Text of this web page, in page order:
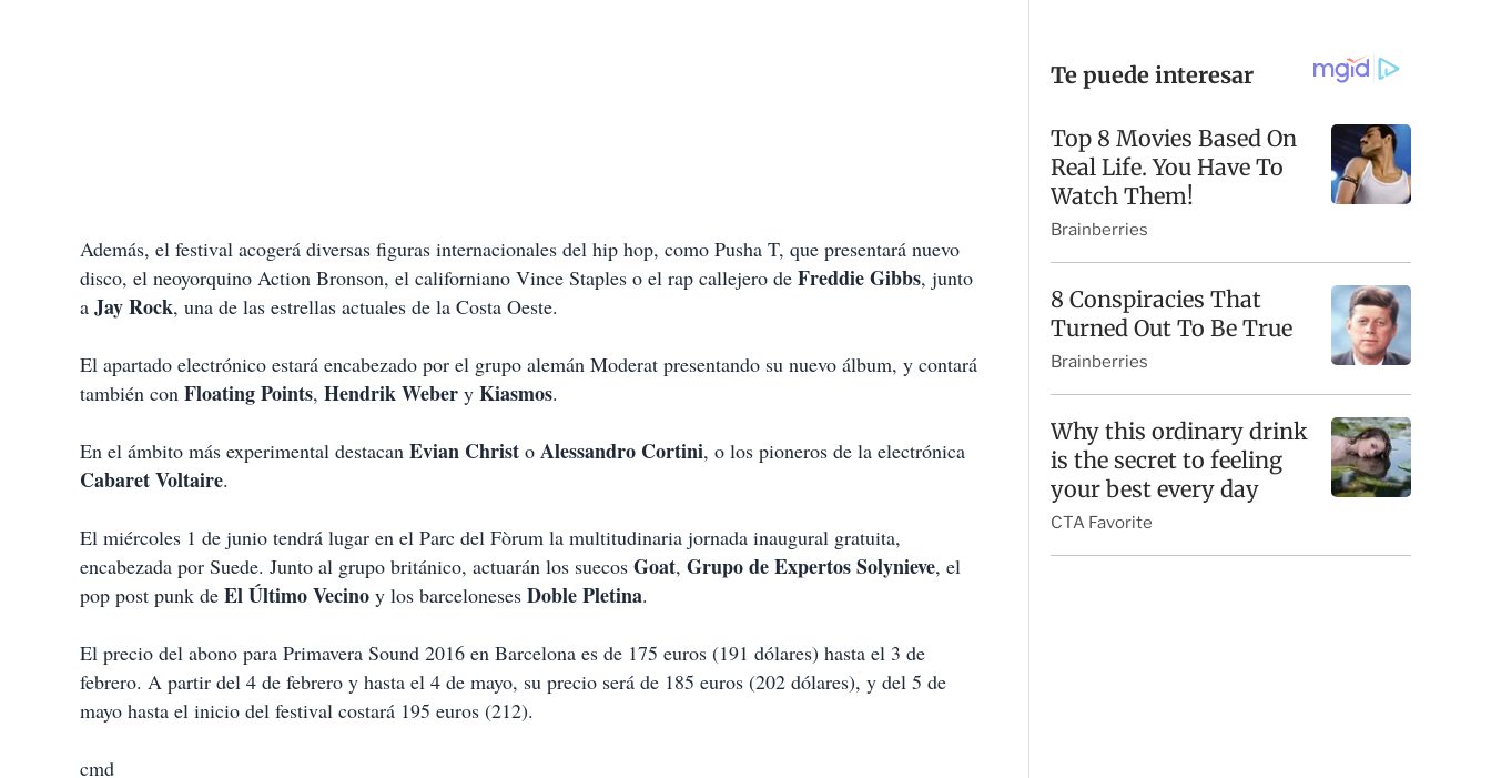
Además, el festival acogerá diversas figuras internacionales del hip hop, como Pusha T, que presentará nuevo
disco, el neoyorquino Action Bronson, el californiano Vince Staples o el rap callejero de Freddie Gibbs, junto
a Jay Rock, una de las estrellas actuales de la Costa Oeste.
El apartado electrónico estará encabezado por el grupo alemán Moderat presentando su nuevo álbum, y contará
también con Floating Points, Hendrik Weber y Kiasmos.
En el ámbito más experimental destacan Evian Christ o Alessandro Cortini, o los pioneros de la electrónica
Cabaret Voltaire.
El miércoles 1 de junio tendrá lugar en el Parc del Fòrum la multitudinaria jornada inaugural gratuita,
encabezada por Suede. Junto al grupo británico, actuarán los suecos Goat, Grupo de Expertos Solynieve, el
pop post punk de El Último Vecino y los barceloneses Doble Pletina.
El precio del abono para Primavera Sound 2016 en Barcelona es de 175 euros (191 dólares) hasta el 3 de
febrero. A partir del 4 de febrero y hasta el 4 de mayo, su precio será de 185 euros (202 dólares), y del 5 de
mayo hasta el inicio del festival costará 195 euros (212).
cmd